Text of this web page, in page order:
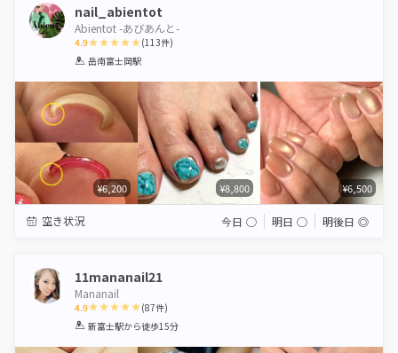
nail_abientot
Abientot -あびあんと-
4.9
1 2 3 4 5
(113件)
岳南富士岡駅
¥6,200 ¥8,800 ¥6,500
空き状況 今日 ◯ 明日 ◯ 明後日 ◎
11mananail21
Mananail
4.9
1 2 3 4 5
(87件)
新富士駅から徒歩15分